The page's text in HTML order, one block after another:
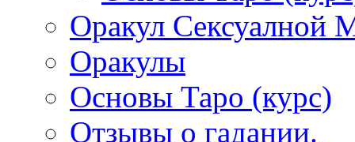
Оракул Сексуалной
Оракулы
Основы Таро (курс)
Отзывы о гадании.